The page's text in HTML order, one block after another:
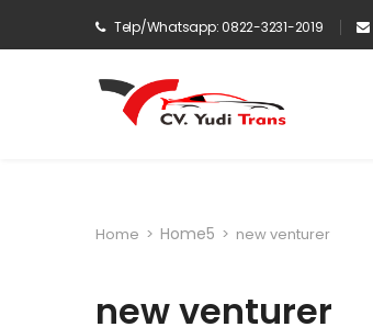
Telp/Whatsapp: 0822-3231-2019
Home > Home5 > new venturer
new venturer